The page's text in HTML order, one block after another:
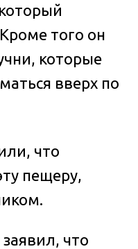
того он
которые
вверх по
что
пещеру,
что